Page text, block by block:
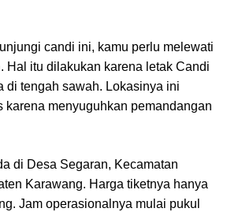
candi ini, kamu perlu melewati
Hal itu dilakukan karena letak Candi
di tengah sawah. Lokasinya ini
karena menyuguhkan pemandangan
di Desa Segaran, Kecamatan
Karawang. Harga tiketnya hanya
Jam operasionalnya mulai pukul